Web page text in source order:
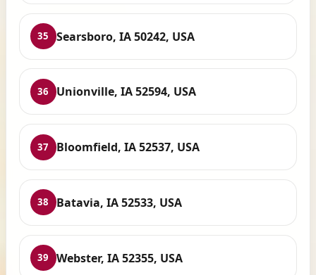
35 Searsboro, IA 50242, USA
36 Unionville, IA 52594, USA
37 Bloomfield, IA 52537, USA
38 Batavia, IA 52533, USA
39 Webster, IA 52355, USA